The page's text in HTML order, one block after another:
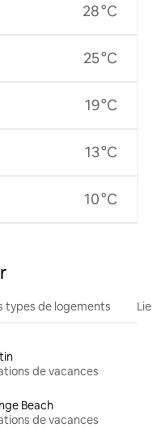
28 °C
25 °C
19 °C
13 °C
10 °C
types de logements
de vacances
Beach
de vacances